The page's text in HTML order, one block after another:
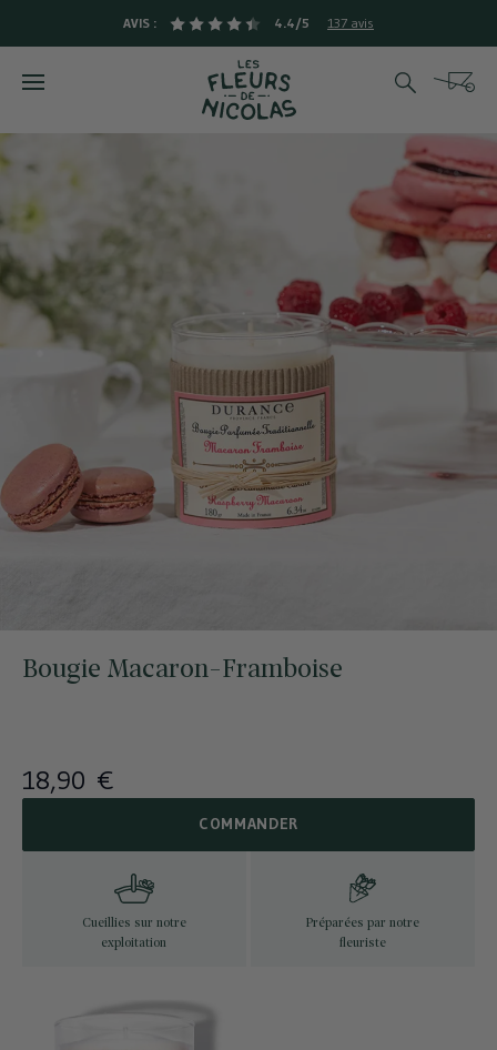
AVIS : 4.4/5 137 avis
Rechercher
Cart
Bougie Macaron-Framboise
18,90 €
COMMANDER
Cueillies sur notre
exploitation
Préparées par notre
fleuriste